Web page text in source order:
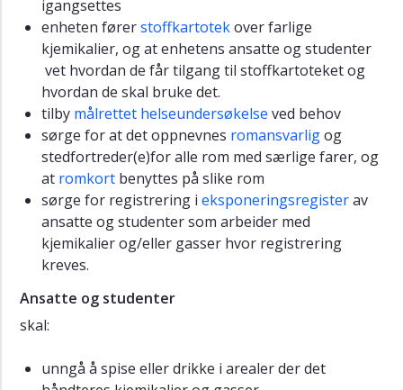
igangsettes
enheten førerstoffkartotekover farlige
kjemikalier, og at enhetens ansatte og studenter
vet hvordan de får tilgang til stoffkartoteket og
hvordan de skal bruke det.
tilby målrettet helseundersøkelse ved behov
sørge for at det oppnevnes romansvarligog
stedfortreder(e)for alle rom med særlige farer, og
at romkort benyttes på slike rom
sørge for registrering i eksponeringsregisterav
ansatte og studenter som arbeider med
kjemikalier og/eller gasser hvor registrering
kreves.
Ansatte og studenter
skal:
unngå å spise eller drikke i arealer der det